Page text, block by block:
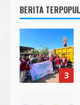
BERITA 2
3